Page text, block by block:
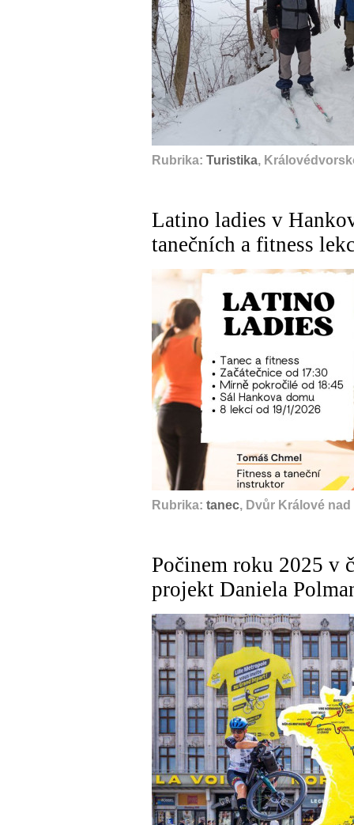
Rubrika: Turistika,
Latino ladies v
tanečních a fitness
Rubrika: tanec, Dvůr Králové
Počinem roku 2025 v
projekt Daniela